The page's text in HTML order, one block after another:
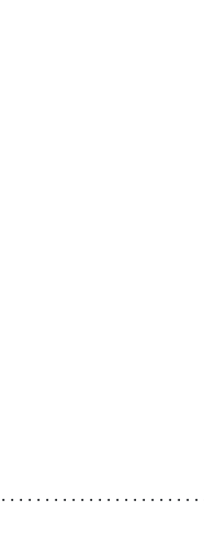
. . . . . . . . . . . . . . . . . . . .